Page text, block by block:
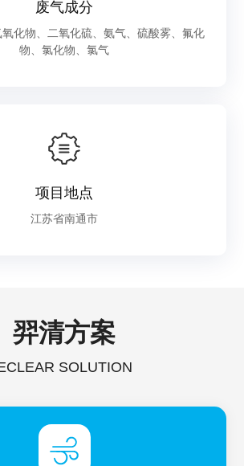
废气成分
化物、二氧化硫、氨气、硫酸雾、氟化
物、氯化物、氯气
项目地点
江苏省南通市
羿清方案
SOLUTION